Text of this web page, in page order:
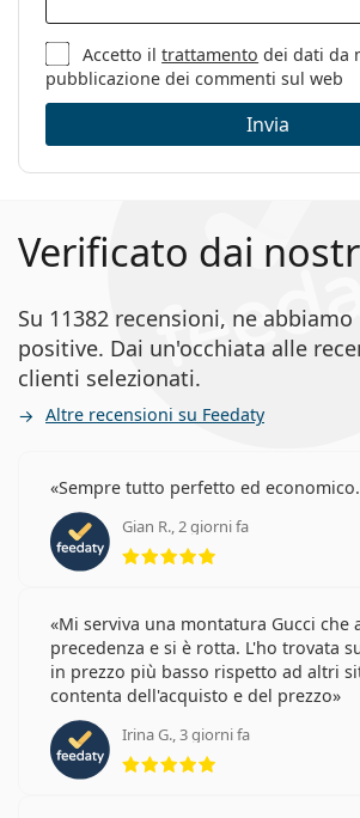
Accetto iltrattamento dei dati da
pubblicazione dei commenti sul web
Invia
Verificato dai
Su 11382 recensioni, ne abbiamo
positive. Dai un'occhiata alle
clienti selezionati.
Altre recensioni su Feedaty
Sempre tutto perfetto ed economico.
Gian R., 2 giorni fa
Mi serviva una montatura Gucci che
precedenza e si è rotta. L'ho trovata
in prezzo più basso rispetto ad altri
contenta dell'acquisto e del prezzo
Irina G., 3 giorni fa